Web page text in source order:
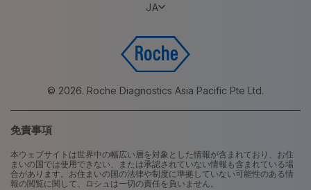
JA
© 2026. Roche Diagnostics Asia Pacific Pte Ltd.
免責事項
本ウェブサイトは世界中の幅広い層を対象とした情報が含まれており、お住
まいの国では使用できない、または承認されていない情報も含まれている場
合があります。お住まいの国の法律や制度に準拠していない可能性のある情
報の閲覧に関して、ロシュは一切の責任を負いません。